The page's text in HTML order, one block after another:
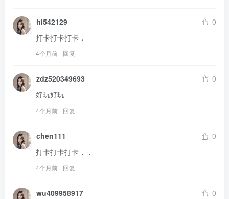
hl542129
0
打卡打卡打卡，
4个月前 回复
zdz520349693
0
好玩好玩
4个月前 回复
chen111
0
打卡打卡打卡，，
4个月前 回复
wu409958917
0